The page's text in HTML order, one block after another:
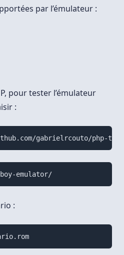
par l’émulateur :
pour tester l’émulateur
:
gabrielrcouto/php-
emulator/
: